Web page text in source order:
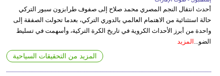
أحدث انتقال النجم المصري محمد صلاح إلى صفوف طرابزون سبور التركي
حالة استثنائية من الاهتمام العالمي بالدوري التركي، بعدما تحولت الصفقة إلى
واحدة من أبرز الأحداث الكروية في تاريخ الكرة التركية، وأسهمت في تسليط
الضو... المزيد
المزيد من التحقيقات السياحية